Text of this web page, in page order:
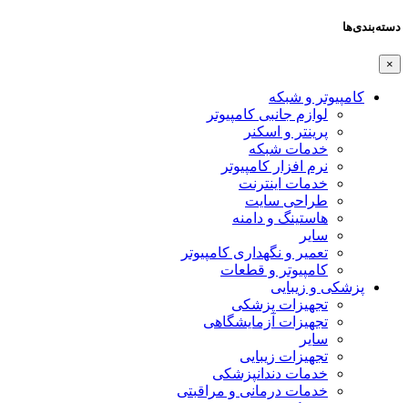
دسته‌بندی‌ها
×
کامپیوتر و شبکه
لوازم جانبی کامپیوتر
پرینتر و اسکنر
خدمات شبکه
نرم افزار کامپیوتر
خدمات اینترنت
طراحی سایت
هاستینگ و دامنه
سایر
تعمیر و نگهداری کامپیوتر
کامپیوتر و قطعات
پزشکی و زیبایی
تجهیزات پزشکی
تجهیزات آزمایشگاهی
سایر
تجهیزات زیبایی
خدمات دندانپزشکی
خدمات درمانی و مراقبتی